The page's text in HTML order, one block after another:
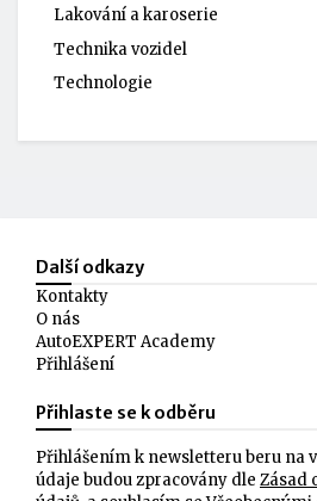
Lakování a karoserie
Technika vozidel
Technologie
Další odkazy
Kontakty
O nás
AutoEXPERT Academy
Přihlášení
Přihlaste se k odběru
Přihlášením k newsletteru beru na
údaje budou zpracovány dle Zásad